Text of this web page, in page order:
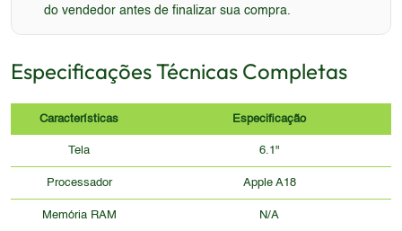
do vendedor antes de finalizar sua compra.
Especificações Técnicas Completas
Características Especificação
Tela 6.1"
Processador Apple A18
Memória RAM N/A